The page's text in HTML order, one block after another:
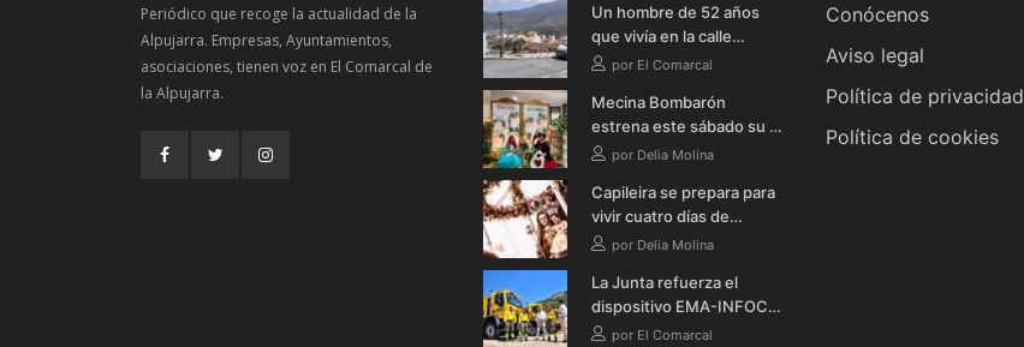
Periódico que recoge la actualidad de la
Alpujarra. Empresas, Ayuntamientos,
asociaciones, tienen voz en El Comarcal de
la Alpujarra.
Un hombre de 52 años
que vivía en la calle
fallece en Órgiva tras
una bañera
por El Comarcal
Mecina Bombarón
estrena este sábado su I
Ruta Literaria Teatralizada
teatro y verbena
por Delia Molina
Capileira se prepara para
vivir cuatro días de
celebración en honor a la
por Delia Molina
La Junta refuerza el
dispositivo EMA-INFOCA
en Granada con cinco
por El Comarcal
Conócenos
Aviso legal
Política de privacidad
Política de cookies